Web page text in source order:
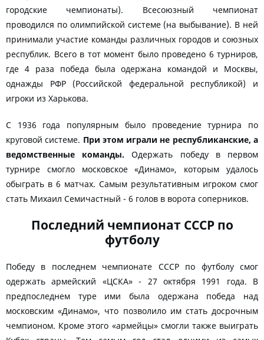
городские чемпионаты). Всесоюзный чемпионат
проводился по олимпийской системе (на выбывание). В ней
принимали участие команды различных городов и союзных
республик. Всего в тот момент было проведено 6 турниров,
где 4 раза победа была одержана командой и Москвы,
однажды РФР (Российской федеральной республикой) и
игроки из Харькова.
С 1936 года популярным было проведение турнира по
круговой системе. При этом играли не республиканские, а
ведомственные команды. Одержать победу в первом
турнире смогло московское «Динамо», которым удалось
обыграть в 6 матчах. Самым результативным игроком смог
стать Михаил Семичастный - 6 голов в ворота соперников.
Последний чемпионат СССР по
футболу
Победу в последнем чемпионате СССР по футболу смог
одержать армейский «ЦСКА» - 27 октября 1991 года. В
предпоследнем туре ими была одержана победа над
московским «Динамо», что позволило им стать досрочным
чемпионом. Кроме этого «армейцы» смогли также выиграть